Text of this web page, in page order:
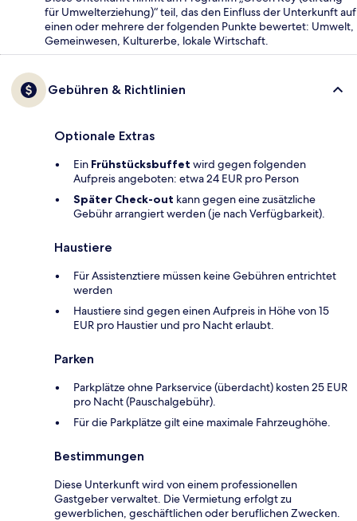
für Umwelterziehung)“ teil, das den Einfluss der Unterkunft auf
einen oder mehrere der folgenden Punkte bewertet: Umwelt,
Gemeinwesen, Kulturerbe, lokale Wirtschaft.
Gebühren & Richtlinien
Optionale Extras
Ein Frühstücksbuffet wird gegen folgenden
Aufpreis angeboten: etwa 24 EUR pro Person
Später Check-out kann gegen eine zusätzliche
Gebühr arrangiert werden (je nach Verfügbarkeit).
Haustiere
Für Assistenztiere müssen keine Gebühren entrichtet
werden
Haustiere sind gegen einen Aufpreis in Höhe von 15
EUR pro Haustier und pro Nacht erlaubt.
Parken
Parkplätze ohne Parkservice (überdacht) kosten 25 EUR
pro Nacht (Pauschalgebühr).
Für die Parkplätze gilt eine maximale Fahrzeughöhe.
Bestimmungen
Diese Unterkunft wird von einem professionellen
Gastgeber verwaltet. Die Vermietung erfolgt zu
gewerblichen, geschäftlichen oder beruflichen Zwecken.